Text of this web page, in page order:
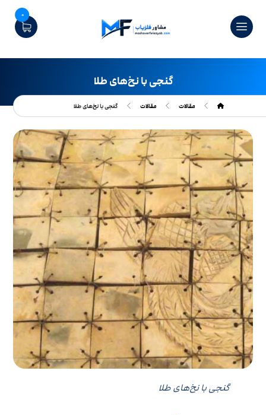
0
گنجی با نخ‌های طلا
مقالات مقالات گنجی با نخ‌های طلا
گنجی با نخ‌های طلا